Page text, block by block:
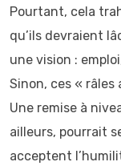
Pourtant, cela
qu’ils devraient
une vision :
Sinon, ces «
Une remise à
ailleurs, pourrait
acceptent